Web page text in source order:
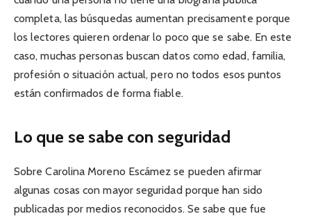
completa, las búsquedas aumentan precisamente porque
los lectores quieren ordenar lo poco que se sabe. En este
caso, muchas personas buscan datos como edad, familia,
profesión o situación actual, pero no todos esos puntos
están confirmados de forma fiable.
Lo que se sabe con seguridad
Sobre Carolina Moreno Escámez se pueden afirmar
algunas cosas con mayor seguridad porque han sido
publicadas por medios reconocidos. Se sabe que fue